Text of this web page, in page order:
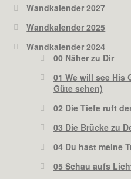
Wandkalender 2027
Wandkalender 2025
Wandkalender 2024
00 Näher zu Dir
01 We will see His
Güte sehen)
02 Die Tiefe ruft
03 Die Brücke zu
04 Du hast meine
05 Schau aufs